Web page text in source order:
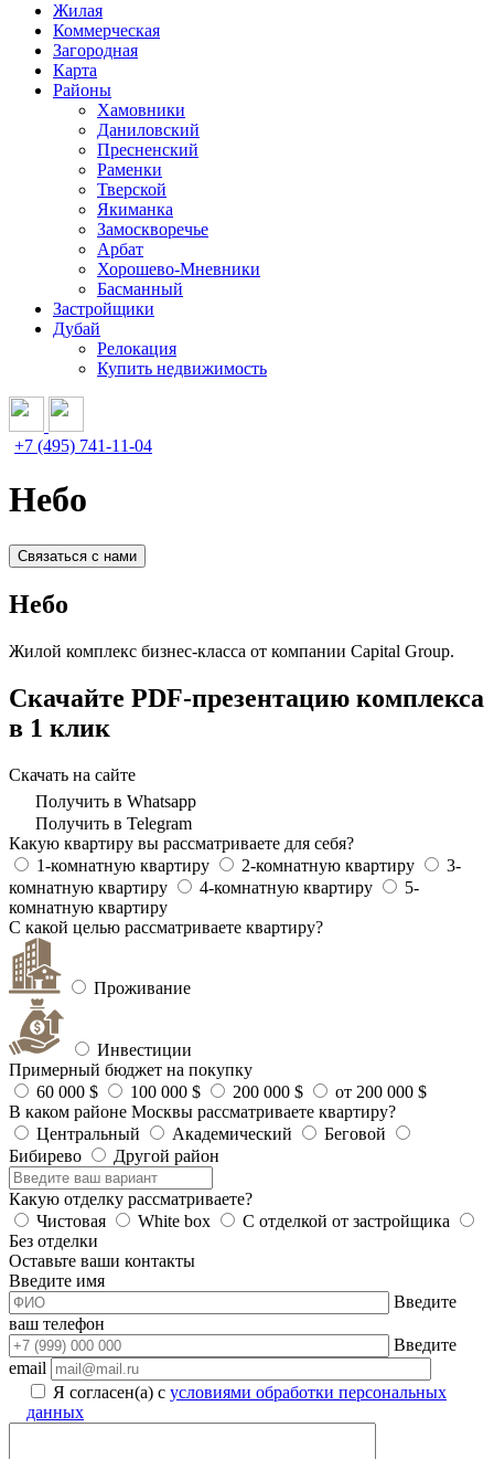
Жилая
Коммерческая
Загородная
Карта
Районы
Хамовники
Даниловский
Пресненский
Раменки
Тверской
Якиманка
Замоскворечье
Арбат
Хорошево-Мневники
Басманный
Застройщики
Дубай
Релокация
Купить недвижимость
+7 (495) 741-11-04
Небо
Связаться с нами
Небо
Жилой комплекс бизнес-класса от компании Capital Group.
Скачайте PDF-презентацию комплекса
в 1 клик
Скачать на сайте
Получить в Whatsapp
Получить в Telegram
Какую квартиру вы рассматриваете для себя?
1-комнатную квартиру
2-комнатную квартиру
3-
комнатную квартиру
4-комнатную квартиру
5-
комнатную квартиру
С какой целью рассматриваете квартиру?
Проживание
Инвестиции
Примерный бюджет на покупку
60 000 $
100 000 $ 200 000 $
от 200 000 $
В каком районе Москвы рассматриваете квартиру?
Центральный
Академический
Беговой
Бибирево
Другой район
Какую отделку рассматриваете?
Чистовая
White box
С отделкой от застройщика
Без отделки
Оставьте ваши контакты
Введите имя
Введите
ваш телефон
Введите
email
Я согласен(а) с условиями обработки персональных
данных